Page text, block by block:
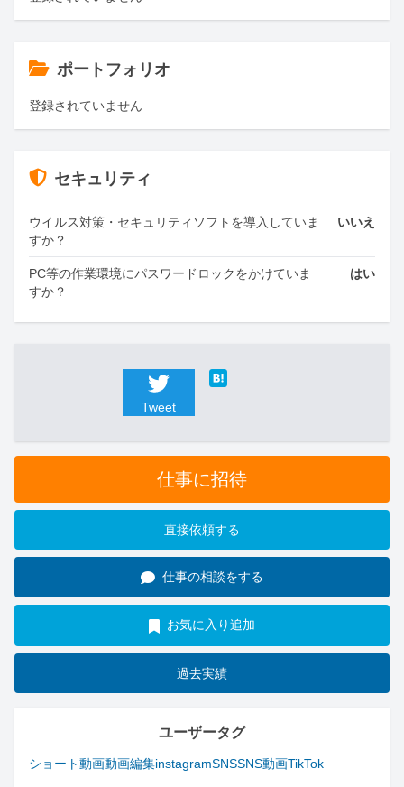
ポートフォリオ
登録されていません
セキュリティ
ウイルス対策・セキュリティソフトを導入していま
すか？
いいえ
PC等の作業環境にパスワードロックをかけていま
すか？
はい
Tweet
仕事に招待
直接依頼する
仕事の相談をする
お気に入り追加
過去実績
ユーザータグ
ショート動画動画編集instagramSNSSNS動画TikTok